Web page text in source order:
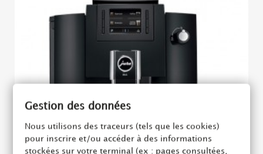
Gestion des données
Nous utilisons des traceurs (tels que les cookies)
pour inscrire et/ou accéder à des informations
stockées sur votre terminal (ex : pages consultées,